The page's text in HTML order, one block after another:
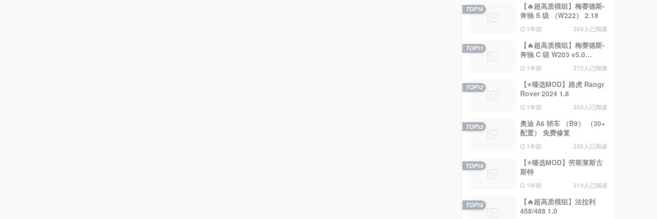
【🔥超高质模组】梅赛德斯-
奔驰 S 级 （W222） 2.18
1年前 388人已阅读
TOP10
【🔥超高质模组】梅赛德斯-
奔驰 C 级 W203 v5.0
（0.35.x） 2.4
1年前 372人已阅读
TOP11
【⭐臻选MOD】路虎 Rangr
Rover 2024 1.8
1年前 354人已阅读
TOP12
奥迪 A6 轿车 （B9） （30+
配置） 免费修复
1年前 336人已阅读
TOP13
【⭐臻选MOD】劳斯莱斯古
斯特
1年前 319人已阅读
TOP14
【🔥超高质模组】法拉利
458/488 1.0
TOP15